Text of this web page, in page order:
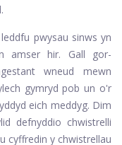
pwysau sinws yn
amser hir. Gall gor-
wneud mewn
gymryd pob un o'r
eich meddyg. Dim
defnyddio chwistrelli
cyffredin y chwistrellau